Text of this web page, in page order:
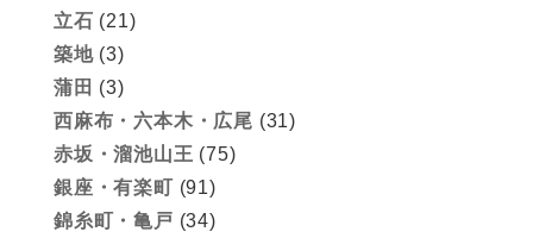
立石 (21)
築地(3)
蒲田 (3)
西麻布・六本木・広尾 (31)
赤坂・溜池山王 (75)
銀座・有楽町 (91)
錦糸町・亀戸 (34)